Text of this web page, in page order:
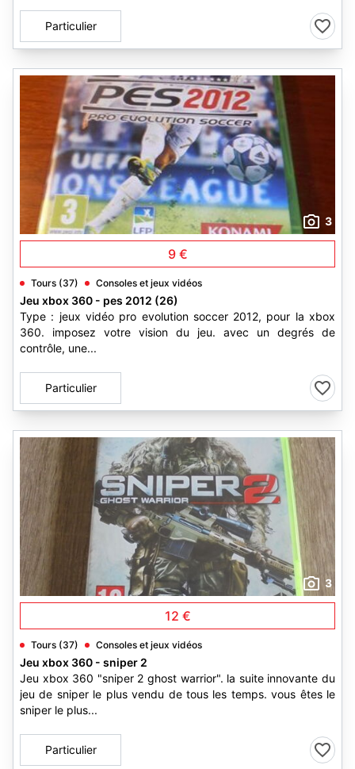
Particulier
3
9 €
Tours (37) Consoles et jeux vidéos
Jeu xbox 360 - pes 2012 (26)
Type : jeux vidéo pro evolution soccer 2012, pour la xbox
360. imposez votre vision du jeu. avec un degrés de
contrôle, une...
Particulier
3
12 €
Tours (37) Consoles et jeux vidéos
Jeu xbox 360 - sniper 2
Jeu xbox 360 "sniper 2 ghost warrior". la suite innovante du
jeu de sniper le plus vendu de tous les temps. vous êtes le
sniper le plus...
Particulier